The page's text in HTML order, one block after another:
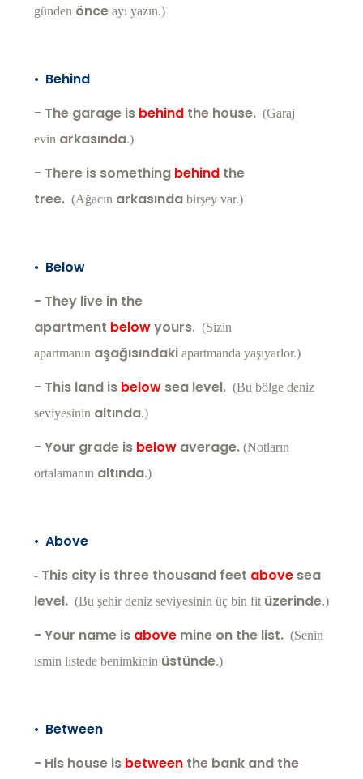
günden önce ayı yazın.)
• Behind
- The garage is behind the house. (Garaj
evin arkasında.)
- There is something behind the
tree. (Ağacın arkasında birşey var.)
• Below
- They live in the
apartment belowyours. (Sizin
apartmanın aşağısındaki apartmanda yaşıyarlor.)
- This land is below sea level. (Bu bölge deniz
seviyesinin altında.)
- Your grade is below average. (Notların
ortalamanın altında.)
• Above
- This city is three thousand feet above sea
level. (Bu şehir deniz seviyesinin üç bin fit üzerinde.)
- Your name is above mine on the list. (Senin
ismin listede benimkinin üstünde.)
• Between
- His house is between the bank and the